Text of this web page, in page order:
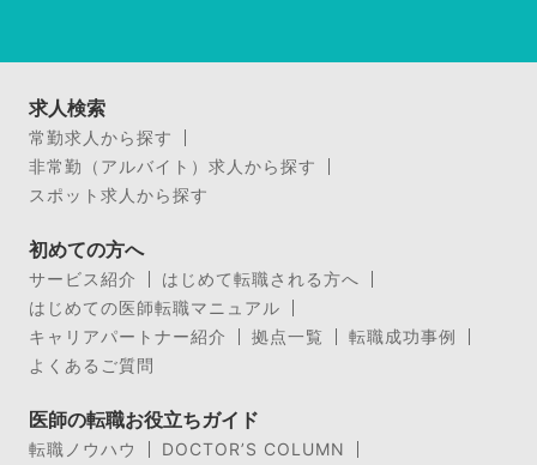
求人検索
常勤求人から探す
非常勤（アルバイト）求人から探す
スポット求人から探す
初めての方へ
サービス紹介
はじめて転職される方へ
はじめての医師転職マニュアル
キャリアパートナー紹介
拠点一覧
転職成功事例
よくあるご質問
医師の転職お役立ちガイド
転職ノウハウ
DOCTOR’S COLUMN